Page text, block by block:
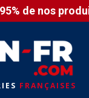
de nos
FRANÇAISES